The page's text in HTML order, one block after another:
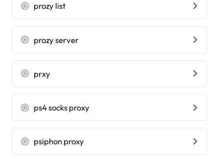
prozy list
prozy server
prxy
ps4 socks proxy
psiphon proxy